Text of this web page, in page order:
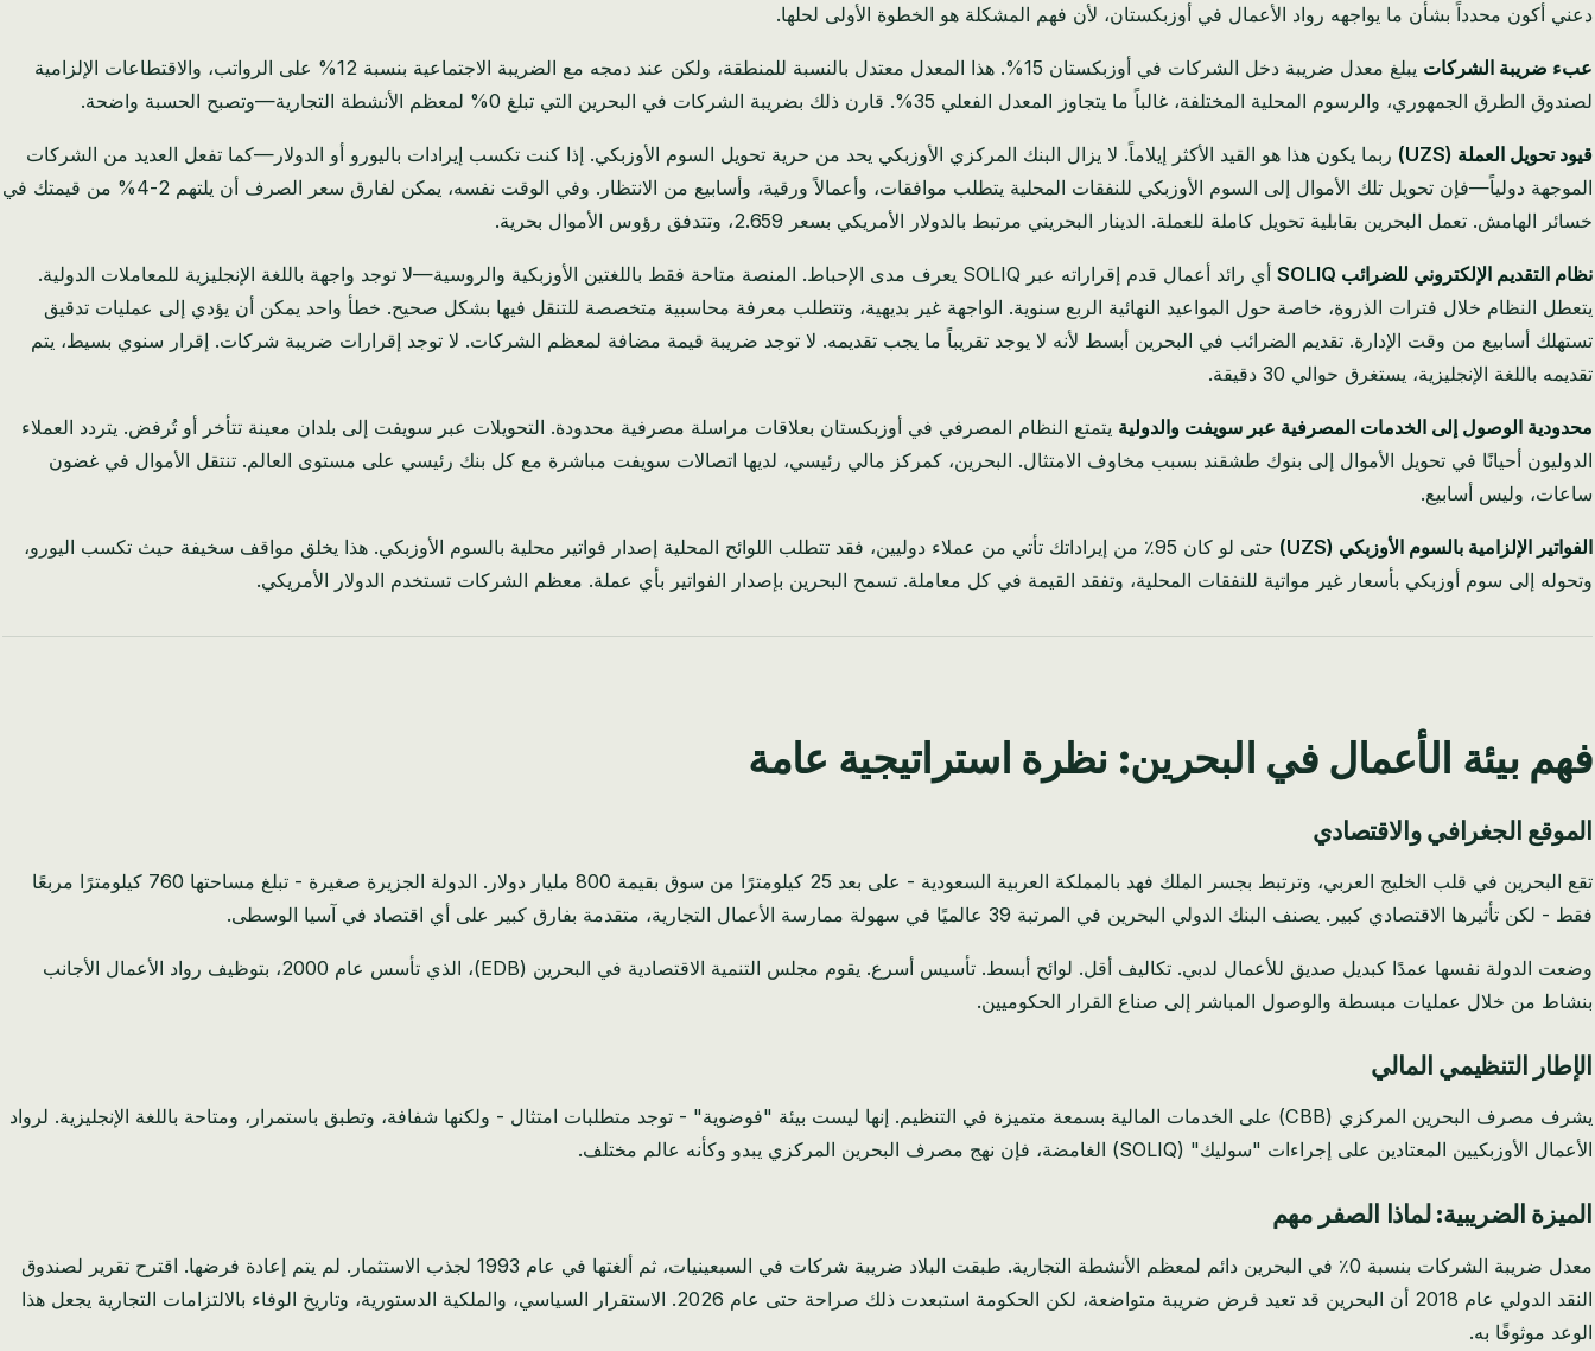
دعني أكون محدداً بشأن ما يواجهه رواد الأعمال في أوزبكستان، لأن فهم المشكلة هو الخطوة الأولى لحلها.
عبء ضريبة الشركات
يبلغ معدل ضريبة دخل الشركات في أوزبكستان 15%. هذا المعدل معتدل بالنسبة للمنطقة، ولكن عند دمجه مع الضريبة الاجتماعية بنسبة 12% على الرواتب، والاقتطاعات الإلزامية
لصندوق الطرق الجمهوري، والرسوم المحلية المختلفة، غالباً ما يتجاوز المعدل الفعلي 35%. قارن ذلك بضريبة الشركات في البحرين التي تبلغ 0% لمعظم الأنشطة التجارية—وتصبح الحسبة واضحة.
قيود تحويل العملة (UZS)
ربما يكون هذا هو القيد الأكثر إيلاماً. لا يزال البنك المركزي الأوزبكي يحد من حرية تحويل السوم الأوزبكي. إذا كنت تكسب إيرادات باليورو أو الدولار—كما تفعل العديد من الشركات
الموجهة دولياً—فإن تحويل تلك الأموال إلى السوم الأوزبكي للنفقات المحلية يتطلب موافقات، وأعمالاً ورقية، وأسابيع من الانتظار. وفي الوقت نفسه، يمكن لفارق سعر الصرف أن يلتهم 2-4% من قيمتك في
خسائر الهامش. تعمل البحرين بقابلية تحويل كاملة للعملة. الدينار البحريني مرتبط بالدولار الأمريكي بسعر 2.659، وتتدفق رؤوس الأموال بحرية.
نظام التقديم الإلكتروني للضرائب SOLIQ
أي رائد أعمال قدم إقراراته عبر SOLIQ يعرف مدى الإحباط. المنصة متاحة فقط باللغتين الأوزبكية والروسية—لا توجد واجهة باللغة الإنجليزية للمعاملات الدولية.
يتعطل النظام خلال فترات الذروة، خاصة حول المواعيد النهائية الربع سنوية. الواجهة غير بديهية، وتتطلب معرفة محاسبية متخصصة للتنقل فيها بشكل صحيح. خطأ واحد يمكن أن يؤدي إلى عمليات تدقيق
تستهلك أسابيع من وقت الإدارة. تقديم الضرائب في البحرين أبسط لأنه لا يوجد تقريباً ما يجب تقديمه. لا توجد ضريبة قيمة مضافة لمعظم الشركات. لا توجد إقرارات ضريبة شركات. إقرار سنوي بسيط، يتم
تقديمه باللغة الإنجليزية، يستغرق حوالي 30 دقيقة.
محدودية الوصول إلى الخدمات المصرفية عبر سويفت والدولية يتمتع النظام المصرفي في أوزبكستان بعلاقات مراسلة مصرفية محدودة. التحويلات عبر سويفت إلى بلدان معينة تتأخر أو تُرفض. يتردد العملاء
الدوليون أحيانًا في تحويل الأموال إلى بنوك طشقند بسبب مخاوف الامتثال. البحرين، كمركز مالي رئيسي، لديها اتصالات سويفت مباشرة مع كل بنك رئيسي على مستوى العالم. تنتقل الأموال في غضون
ساعات، وليس أسابيع.
الفواتير الإلزامية بالسوم الأوزبكي (UZS)
حتى لو كان 95٪ من إيراداتك تأتي من عملاء دوليين، فقد تتطلب اللوائح المحلية إصدار فواتير محلية بالسوم الأوزبكي. هذا يخلق مواقف سخيفة حيث تكسب اليورو،
وتحوله إلى سوم أوزبكي بأسعار غير مواتية للنفقات المحلية، وتفقد القيمة في كل معاملة. تسمح البحرين بإصدار الفواتير بأي عملة. معظم الشركات تستخدم الدولار الأمريكي.
فهم بيئة الأعمال في البحرين: نظرة استراتيجية عامة
الموقع الجغرافي والاقتصادي
تقع البحرين في قلب الخليج العربي، وترتبط بجسر الملك فهد بالمملكة العربية السعودية - على بعد 25 كيلومترًا من سوق بقيمة 800 مليار دولار. الدولة الجزيرة صغيرة - تبلغ مساحتها 760 كيلومترًا مربعًا
فقط - لكن تأثيرها الاقتصادي كبير. يصنف البنك الدولي البحرين في المرتبة 39 عالميًا في سهولة ممارسة الأعمال التجارية، متقدمة بفارق كبير على أي اقتصاد في آسيا الوسطى.
وضعت الدولة نفسها عمدًا كبديل صديق للأعمال لدبي. تكاليف أقل. لوائح أبسط. تأسيس أسرع. يقوم مجلس التنمية الاقتصادية في البحرين (EDB)، الذي تأسس عام 2000، بتوظيف رواد الأعمال الأجانب
بنشاط من خلال عمليات مبسطة والوصول المباشر إلى صناع القرار الحكوميين.
الإطار التنظيمي المالي
يشرف مصرف البحرين المركزي (CBB) على الخدمات المالية بسمعة متميزة في التنظيم. إنها ليست بيئة "فوضوية" - توجد متطلبات امتثال - ولكنها شفافة، وتطبق باستمرار، ومتاحة باللغة الإنجليزية. لرواد
الأعمال الأوزبكيين المعتادين على إجراءات "سوليك" (SOLIQ) الغامضة، فإن نهج مصرف البحرين المركزي يبدو وكأنه عالم مختلف.
الميزة الضريبية: لماذا الصفر مهم
معدل ضريبة الشركات بنسبة 0٪ في البحرين دائم لمعظم الأنشطة التجارية. طبقت البلاد ضريبة شركات في السبعينيات، ثم ألغتها في عام 1993 لجذب الاستثمار. لم يتم إعادة فرضها. اقترح تقرير لصندوق
النقد الدولي عام 2018 أن البحرين قد تعيد فرض ضريبة متواضعة، لكن الحكومة استبعدت ذلك صراحة حتى عام 2026. الاستقرار السياسي، والملكية الدستورية، وتاريخ الوفاء بالالتزامات التجارية يجعل هذا
الوعد موثوقًا به.